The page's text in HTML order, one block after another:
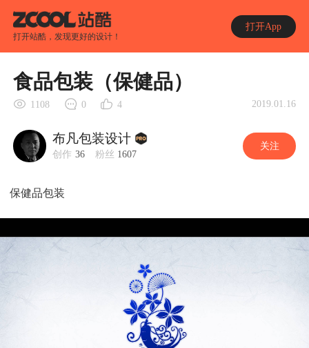
打开站酷，发现更好的设计！
打开App
食品包装（保健品）
1108 0 4 2019.01.16
布凡包装设计
创作 36 粉丝 1607
关注
保健品包装